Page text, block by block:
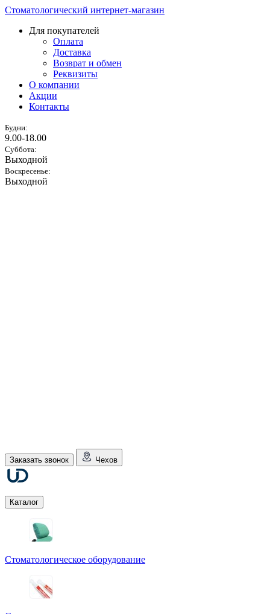
Стоматологический интернет-магазин
Для покупателей
Оплата
Доставка
Возврат и обмен
Реквизиты
О компании
Акции
Контакты
Будни:
9.00-18.00
Суббота:
Выходной
Воскресенье:
Выходной
Заказать звонок Чехов
Каталог
Стоматологическое оборудование